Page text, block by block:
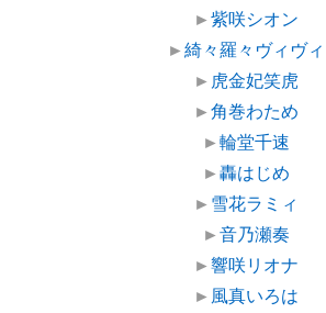
►紫咲シオン
►綺々羅々ヴィヴィ
► 虎金妃笑虎
►角巻わため
►輪堂千速
►轟はじめ
► 雪花ラミィ
►音乃瀬奏
►響咲リオナ
► 風真いろは